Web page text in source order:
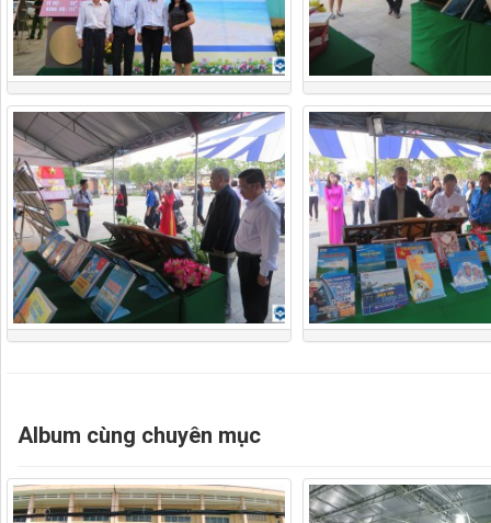
Album cùng chuyên mục